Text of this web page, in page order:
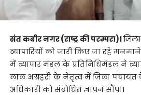
संत कबीर नगर (राष्ट्र की परम्परा)।
व्यापारियों को जारी किए जा रहे
में व्यापार मंडल के प्रतिनिधिमंडल ने
लाल अग्रहरी के नेतृत्व में जिला
अधिकारी को संबोधित ज्ञापन सौंपा।